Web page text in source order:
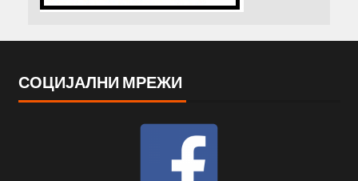
СОЦИЈАЛНИ МРЕЖИ